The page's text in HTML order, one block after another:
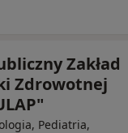
Zakład
Zdrowotnej
Pediatria,